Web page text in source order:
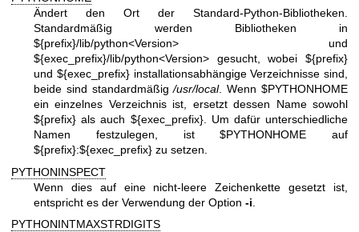
Ändert den Ort der Standard-Python-Bibliotheken.
Standardmäßig werden Bibliotheken in
${prefix}/lib/python<Version> und
${exec_prefix}/lib/python<Version> gesucht, wobei ${prefix}
und ${exec_prefix} installationsabhängige Verzeichnisse sind,
beide sind standardmäßig/usr/local. Wenn $PYTHONHOME
ein einzelnes Verzeichnis ist, ersetzt dessen Name sowohl
${prefix} als auch ${exec_prefix}. Um dafür unterschiedliche
Namen festzulegen, ist $PYTHONHOME auf
${prefix}:${exec_prefix} zu setzen.
PYTHONINSPECT
Wenn dies auf eine nicht-leere Zeichenkette gesetzt ist,
entspricht es der Verwendung der Option -i
PYTHONINTMAXSTRDIGITS